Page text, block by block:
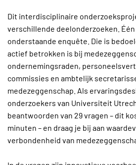
Dit interdisciplinaire
verschillende deelonderzoeken. Één
onderstaande enquête. Die is
actief betrokken is bij
ondernemingsraden,
commissies en ambtelijk
medezeggenschap. Als
onderzoekers van Universiteit
beantwoorden van 29 vragen – dit
minuten – en draag je bij aan
verbondenheid van